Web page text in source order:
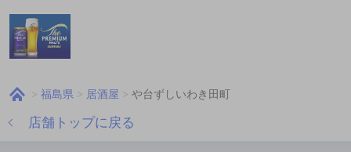
福島県 居酒屋 や台ずしいわき田町
店舗トップに戻る